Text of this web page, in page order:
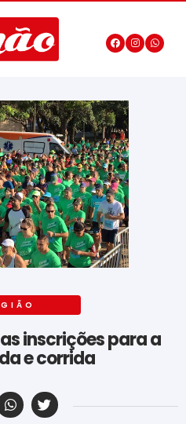
inscrições para a
e corrida